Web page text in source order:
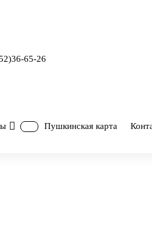
65-26
Пушкинская карта